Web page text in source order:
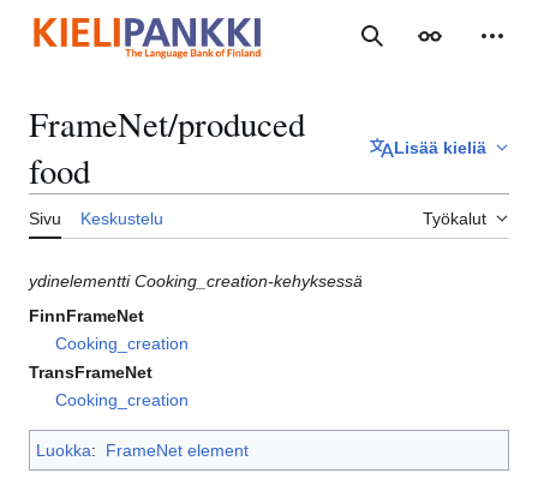
sisältöön
Haku Ulkoasu
FrameNet/produced
food
Lisää kieliä
Sivu Keskustelu Työkalut
ydinelementti Cooking_creation-kehyksessä
FinnFrameNet
Cooking_creation
TransFrameNet
Cooking_creation
Luokka: FrameNet element